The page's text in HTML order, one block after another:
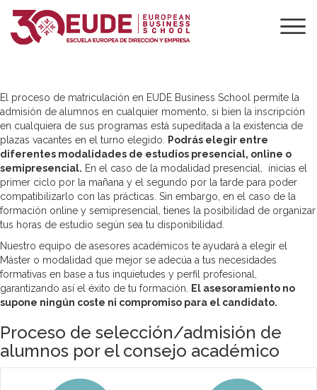
PROCESO DE
El proceso de matriculación en EUDE Business School permite la
admisión de alumnos en cualquier momento, si bien la inscripción
en cualquiera de sus programas está supeditada a la existencia de
plazas vacantes en el turno elegido.
Podrás elegir entre
diferentes modalidades de estudios presencial, online o
semipresencial. En el caso de la modalidad presencial, inicias el
primer ciclo por la mañana y el segundo por la tarde para poder
compatibilizarlo con las prácticas. Sin embargo, en el caso de la
formación online y semipresencial, tienes la posibilidad de organizar
tus horas de estudio según sea tu disponibilidad.
Nuestro equipo de asesores académicos te ayudará a elegir el
Máster o modalidad que mejor se adecúa a tus necesidades
formativas en base a tus inquietudes y perfil profesional,
garantizando así el éxito de tu formación.
El asesoramiento no
supone ningún coste ni compromiso para el candidato.
Proceso de selección/admisión de
alumnos por el consejo académico